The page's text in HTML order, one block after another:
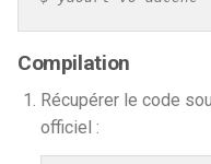
Compilation
Récupérer le code
officiel :